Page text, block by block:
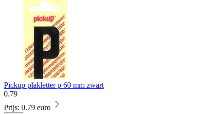
Pickup plakletter p 60 mm zwart
0.79
Prijs: 0.79 euro